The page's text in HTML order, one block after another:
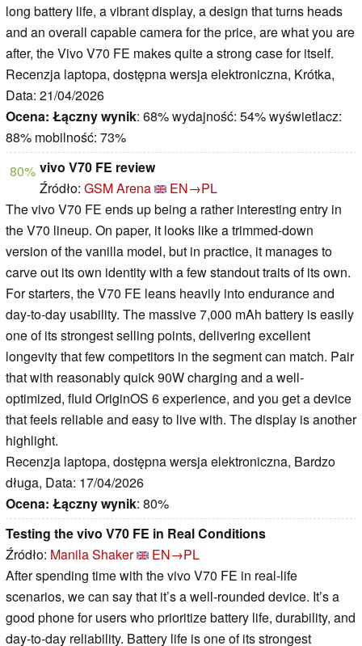
long battery life, a vibrant display, a design that turns heads
and an overall capable camera for the price, are what you are
after, the Vivo V70 FE makes quite a strong case for itself.
Recenzja laptopa, dostępna wersja elektroniczna, Krótka,
Data: 21/04/2026
Ocena: Łączny wynik: 68% wydajność: 54% wyświetlacz:
88% mobilność: 73%
80% vivo V70 FE review
Źródło: GSM Arena
EN→PL
The vivo V70 FE ends up being a rather interesting entry in
the V70 lineup. On paper, it looks like a trimmed-down
version of the vanilla model, but in practice, it manages to
carve out its own identity with a few standout traits of its own.
For starters, the V70 FE leans heavily into endurance and
day-to-day usability. The massive 7,000 mAh battery is easily
one of its strongest selling points, delivering excellent
longevity that few competitors in the segment can match. Pair
that with reasonably quick 90W charging and a well-
optimized, fluid OriginOS 6 experience, and you get a device
that feels reliable and easy to live with. The display is another
highlight.
Recenzja laptopa, dostępna wersja elektroniczna, Bardzo
długa, Data: 17/04/2026
Ocena: Łączny wynik: 80%
Testing the vivo V70 FE in Real Conditions
Źródło: Manila Shaker
EN→PL
After spending time with the vivo V70 FE in real-life
scenarios, we can say that it’s a well-rounded device. It’s a
good phone for users who prioritize battery life, durability, and
day-to-day reliability. Battery life is one of its strongest